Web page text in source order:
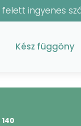
felett ingyenes
Kész függöny
140